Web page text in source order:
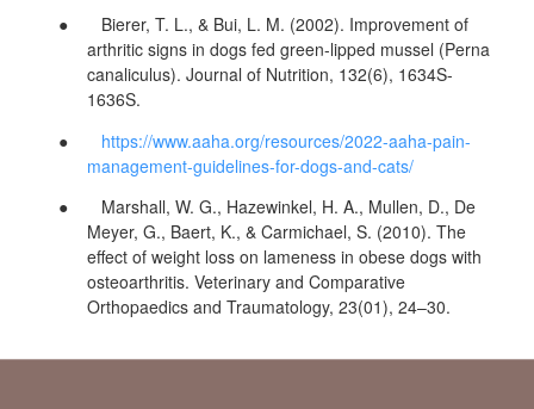
● Bierer, T. L., & Bui, L. M. (2002). Improvement of
arthritic signs in dogs fed green-lipped mussel (Perna
canaliculus). Journal of Nutrition, 132(6), 1634S-
1636S.
● https://www.aaha.org/resources/2022-aaha-pain-
management-guidelines-for-dogs-and-cats/
● Marshall, W. G., Hazewinkel, H. A., Mullen, D., De
Meyer, G., Baert, K., & Carmichael, S. (2010). The
effect of weight loss on lameness in obese dogs with
osteoarthritis. Veterinary and Comparative
Orthopaedics and Traumatology, 23(01), 24–30.